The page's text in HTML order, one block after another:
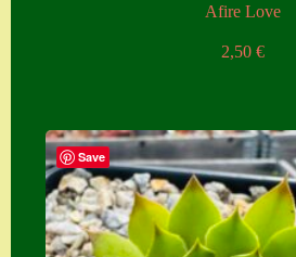
Afire Love
2,50 €
Save